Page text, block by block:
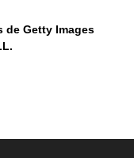
Getty Images